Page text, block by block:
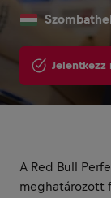
Jelentkezz
A Red Bull
meghatározott